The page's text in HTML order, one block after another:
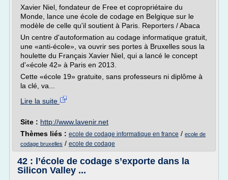
Xavier Niel, fondateur de Free et copropriétaire du
Monde, lance une école de codage en Belgique sur le
modèle de celle qu'il soutient à Paris. Reporters / Abaca
Un centre d'autoformation au codage informatique gratuit,
une «anti-école», va ouvrir ses portes à Bruxelles sous la
houlette du Français Xavier Niel, qui a lancé le concept
d'«école 42» à Paris en 2013.
Cette «école 19» gratuite, sans professeurs ni diplôme à
la clé, va...
Lire la suite
Site : http://www.lavenir.net
Thèmes liés : ecole de codage informatique en france / ecole de
codage bruxelles / ecole de codage
42 : l’école de codage s’exporte dans la
Silicon Valley ...